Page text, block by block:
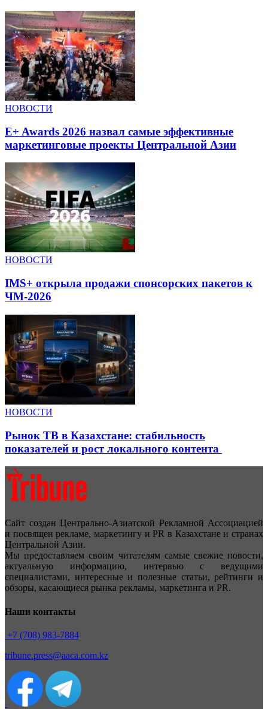
НОВОСТИ
E+ Awards 2026 назвал самые эффективные
маркетинговые проекты Центральной Азии
НОВОСТИ
IMS+ открыла продажи спонсорских пакетов к
ЧМ-2026
НОВОСТИ
Рынок ТВ в Казахстане: стабильность
показателей и рост локального контента
Сайт создан Центрально-Азиатской Рекламной Ассоциацией
и посвящен рекламе, маркетингу и PR в Казахстане и странах
Центральной Азии.
Мы предоставляем своим читателям самые свежие новости,
актуальную информацию, интервью с ведущими
специалистами, интересные и полезные статьи, рейтинги и
обзоры, касающиеся рынка рекламы, маркетинга и PR.
Наши контакты
+7 (708) 983-7884
tribune.press@aaca.com.kz